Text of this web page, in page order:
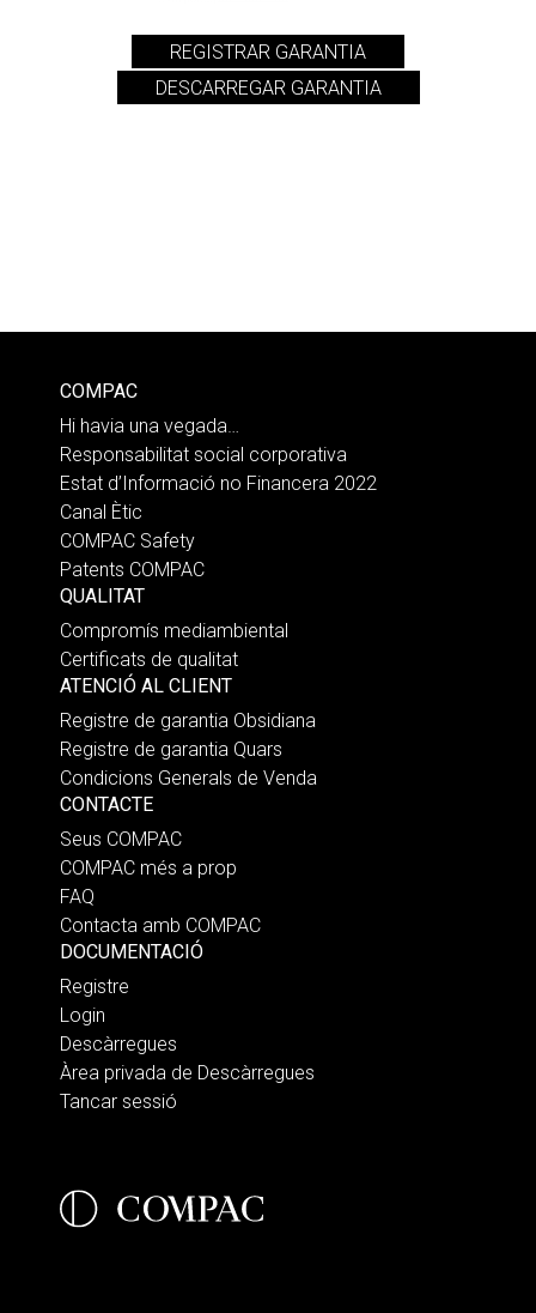
REGISTRAR GARANTIA
DESCARREGAR GARANTIA
COMPAC
Hi havia una vegada…
Responsabilitat social corporativa
Estat d’Informació no Financera 2022
Canal Ètic
COMPAC Safety
Patents COMPAC
QUALITAT
Compromís mediambiental
Certificats de qualitat
ATENCIÓ AL CLIENT
Registre de garantia Obsidiana
Registre de garantia Quars
Condicions Generals de Venda
CONTACTE
Seus COMPAC
COMPAC més a prop
FAQ
Contacta amb COMPAC
DOCUMENTACIÓ
Registre
Login
Descàrregues
Àrea privada de Descàrregues
Tancar sessió